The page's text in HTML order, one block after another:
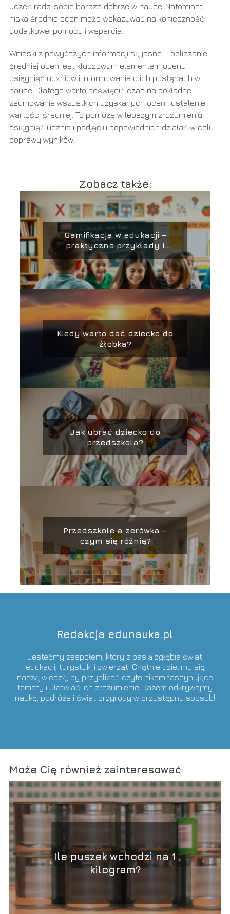
uczeń radzi sobie bardzo dobrze w nauce. Natomiast
niska średnia ocen może wskazywać na konieczność
dodatkowej pomocy i wsparcia.
Wnioski z powyższych informacji są jasne – obliczanie
średniej ocen jest kluczowym elementem oceny
osiągnięć uczniów i informowania o ich postępach w
nauce. Dlatego warto poświęcić czas na dokładne
zsumowanie wszystkich uzyskanych ocen i ustalenie
wartości średniej. To pomoże w lepszym zrozumieniu
osiągnięć ucznia i podjęciu odpowiednich działań w celu
poprawy wyników.
Zobacz także:
Gamifikacja w edukacji –
praktyczne przykłady i
narzędzia
Kiedy warto dać dziecko do
żłobka?
Jak ubrać dziecko do
przedszkola?
Przedszkole a zerówka –
czym się różnią?
Redakcja edunauka.pl
Jesteśmy zespołem, który z pasją zgłębia świat
edukacji, turystyki i zwierząt. Chętnie dzielimy się
naszą wiedzą, by przybliżać czytelnikom fascynujące
tematy i ułatwiać ich zrozumienie. Razem odkrywajmy
naukę, podróże i świat przyrody w przystępny sposób!
Może Cię również zainteresować
Ile puszek wchodzi na 1
kilogram?